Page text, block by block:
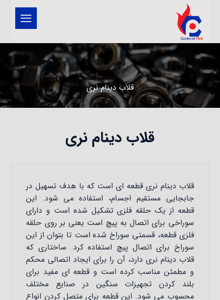
قلاب دینام نری
قلاب دینام نری
قلاب دینام نری قطعه ای است که با هدف تسهیل در
جابجایی مستقیم اجسام، استفاده می شود. این
قطعه از یک حلقه فلزی تشکیل شده است و دارای
سوراخی برای اتصال به پیچ است یعنی بر روی حلقه
فلزی قطعه، قسمتی سوراخ شده است تا بتوان از این
سوراخ برای اتصال پیچ استفاده کرد. ساختاری که
قلاب دینام نری دارد، آن را برای ایجاد اتصالی محکم
و مطمئن مناسب کرده است و قطعه ای مفید برای
بلند کردن تجهیزات سنگین در صنایع مختلف
محسوب می شود. این قطعه برای متصل کردن انواع